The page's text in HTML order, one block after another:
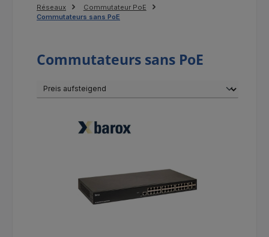
Réseaux
Commutateur PoE
Commutateurs sans PoE
Commutateurs sans PoE